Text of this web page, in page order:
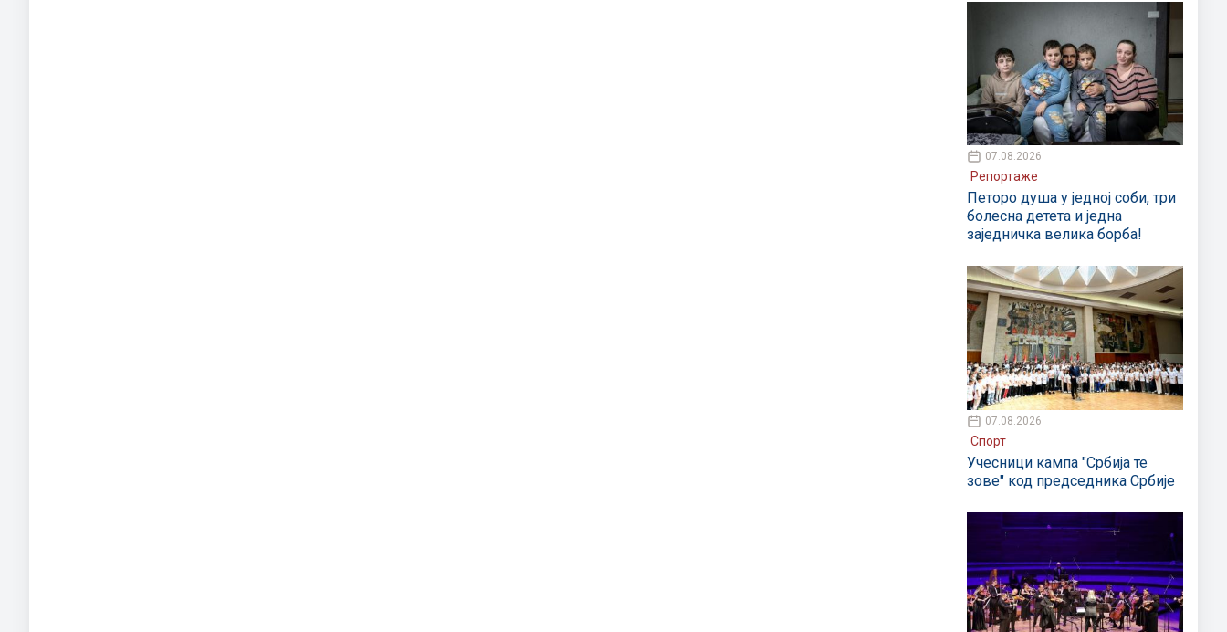
07.08.2026
Репортаже
Петоро душа у једној соби, три
болесна детета и једна
заједничка велика борба!
07.08.2026
Спорт
Учесници кампа "Србија те
зове" код председника Србије